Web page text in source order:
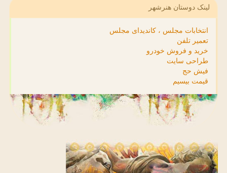
لینک دوستان هنرشهر
انتخابات مجلس ، کاندیدای مجلس
تعمیر تلفن
خرید و فروش خودرو
طراحی سایت
فیش حج
قیمت بیسیم